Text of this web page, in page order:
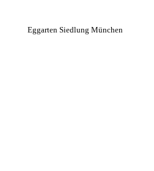
Eggarten Siedlung München